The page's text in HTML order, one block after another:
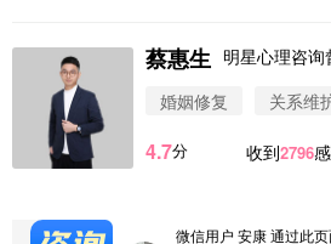
蔡惠生 明星心理咨询
婚姻修复
关系维
4.7分 收到2796
微信用户 Vnno 通过此
案
微信用户 大太阳 通过
微信用户 安康 通过此